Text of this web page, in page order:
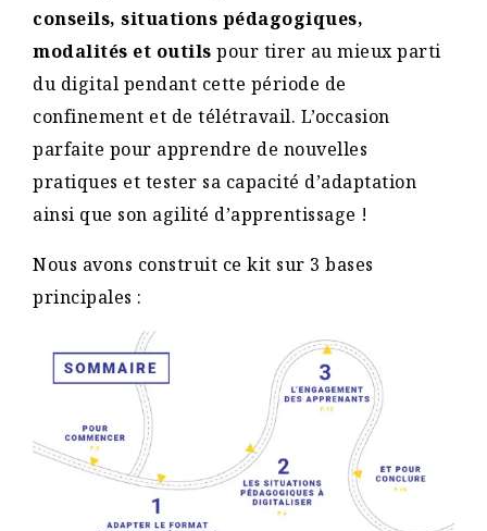
conseils, situations pédagogiques,
modalités et outils pour tirer au mieux parti
du digital pendant cette période de
confinement et de télétravail. L’occasion
parfaite pour apprendre de nouvelles
pratiques et tester sa capacité d’adaptation
ainsi que son agilité d’apprentissage !
Nous avons construit ce kit sur 3 bases
principales :